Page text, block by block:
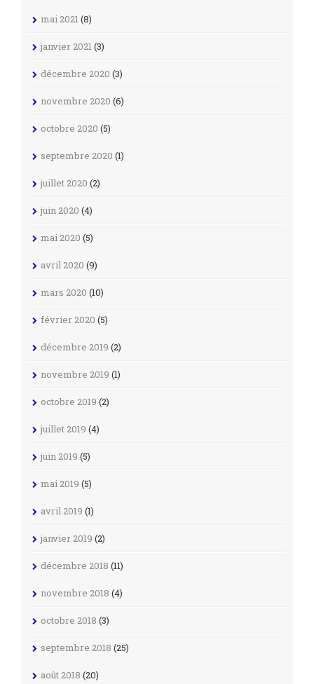
mai 2021(8)
janvier 2021(3)
décembre 2020 (3)
novembre 2020 (6)
octobre 2020 (5)
septembre 2020 (1)
juillet 2020 (2)
juin 2020 (4)
mai 2020 (5)
avril 2020 (9)
mars 2020 (10)
février 2020 (5)
décembre 2019 (2)
novembre 2019 (1)
octobre 2019 (2)
juillet 2019 (4)
juin 2019 (5)
mai 2019 (5)
avril 2019 (1)
janvier 2019 (2)
décembre 2018 (11)
novembre 2018 (4)
octobre 2018 (3)
septembre 2018 (25)
août 2018 (20)